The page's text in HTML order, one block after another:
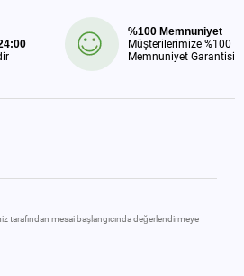
%100 Memnuniyet
Müşterilerimize %100
Memnuniyet Garantisi
tarafından mesai başlangıcında değerlendirmeye